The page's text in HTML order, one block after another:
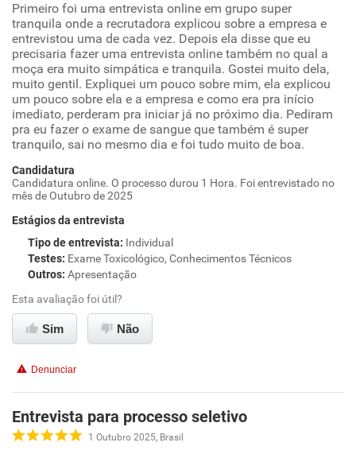
Primeiro foi uma entrevista online em grupo super
tranquila onde a recrutadora explicou sobre a empresa e
entrevistou uma de cada vez. Depois ela disse que eu
precisaria fazer uma entrevista online também no qual a
moça era muito simpática e tranquila. Gostei muito dela,
muito gentil. Expliquei um pouco sobre mim, ela explicou
um pouco sobre ela e a empresa e como era pra início
imediato, perderam pra iniciar já no próximo dia. Pediram
pra eu fazer o exame de sangue que também é super
tranquilo, sai no mesmo dia e foi tudo muito de boa.
Candidatura
Candidatura online. O processo durou 1 Hora. Foi entrevistado no
mês de Outubro de 2025
Estágios da entrevista
Tipo de entrevista: Individual
Testes: Exame Toxicológico, Conhecimentos Técnicos
Outros: Apresentação
Esta avaliação foi útil?
Sim Não
Denunciar
Entrevista para processo seletivo
1 Outubro 2025, Brasil